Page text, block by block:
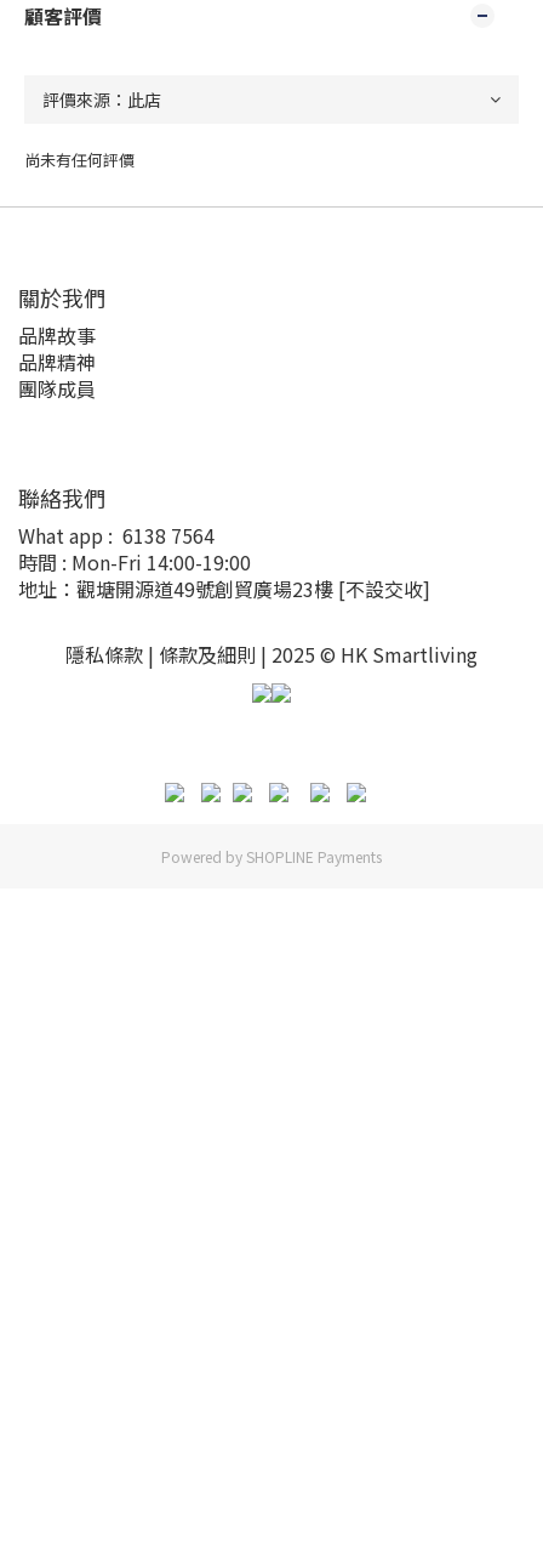
顧客評價
尚未有任何評價
關於我們
品牌故事
品牌精神
團隊成員
聯絡我們
What app : 6138 7564
時間 : Mon-Fri 14:00-19:00
地址：觀塘開源道49號創貿廣場23樓 [不設交收]
隱私條款 | 條款及細則 | 2025 © HK Smartliving
Powered by SHOPLINE Payments